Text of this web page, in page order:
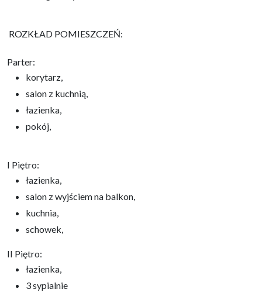
ROZKŁAD POMIESZCZEŃ:
Parter:
korytarz,
salon z kuchnią,
łazienka,
pokój,
I Piętro:
łazienka,
salon z wyjściem na balkon,
kuchnia,
schowek,
II Piętro:
łazienka,
3 sypialnie